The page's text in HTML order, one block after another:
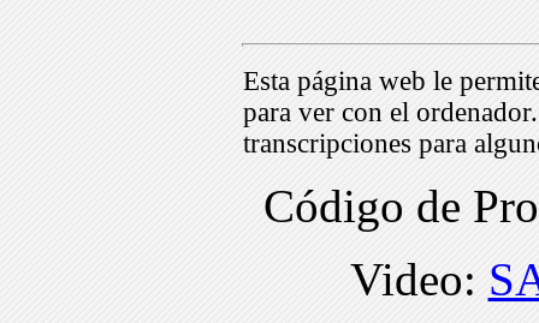
Esta página web le
para ver con el
transcripciones para
Código de
Video: